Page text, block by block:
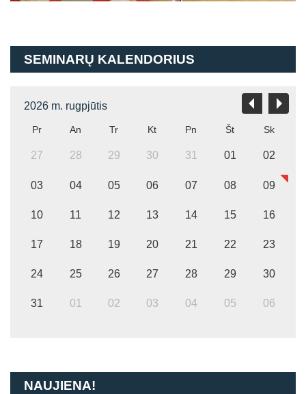
SEMINARŲ KALENDORIUS
2026 m. rugpjūtis
Pr An Tr Kt Pn Št Sk
27 28 29 30 31 01 02
03 04 05 06 07 08 09
10 11 12 13 14 15 16
17 18 19 20 21 22 23
24 25 26 27 28 29 30
31 01 02 03 04 05 06
NAUJIENA!